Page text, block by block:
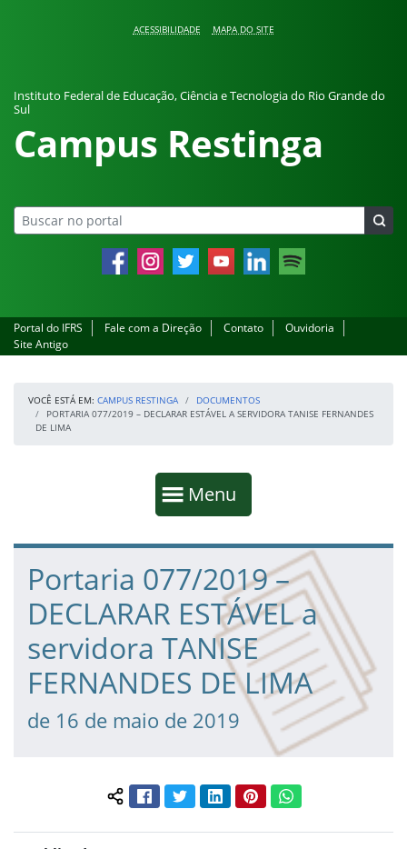
ACESSIBILIDADE MAPA DO SITE
Instituto Federal de Educação, Ciência e Tecnologia do Rio Grande do
Sul
Campus Restinga
FacebookInstagramTwitter YouTube LinkedIn Spotify
Portal do IFRS Fale com a Direção Contato
Ouvidoria
Site Antigo
VOCÊ ESTÁ EM: CAMPUS RESTINGA
DOCUMENTOS
PORTARIA 077/2019 – DECLARAR ESTÁVEL A SERVIDORA TANISE FERNANDES
DE LIMA
Mostrar
Menu
Fim da navegação
Início do conteúdo
Portaria 077/2019 –
DECLARAR ESTÁVEL a
servidora TANISE
FERNANDES DE LIMA
de 16 de maio de 2019
Compartilhar conteúdo:
FacebookTwitterLinkedInPinterestWhatsApp